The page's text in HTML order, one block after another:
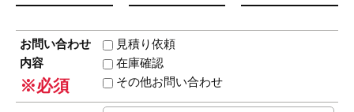
お問い合わせ
内容
※必須
見積り依頼
在庫確認
その他お問い合わせ